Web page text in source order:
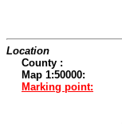
Location
County :
Map 1:50000:
Marking point: